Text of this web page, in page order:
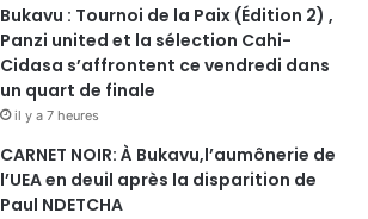
Bukavu : Tournoi de la Paix (Édition 2) ,
Panzi united et la sélection Cahi-
Cidasa s’affrontent ce vendredi dans
un quart de finale
il y a 7 heures
CARNET NOIR: À Bukavu,l’aumônerie de
l’UEA en deuil après la disparition de
Paul NDETCHA